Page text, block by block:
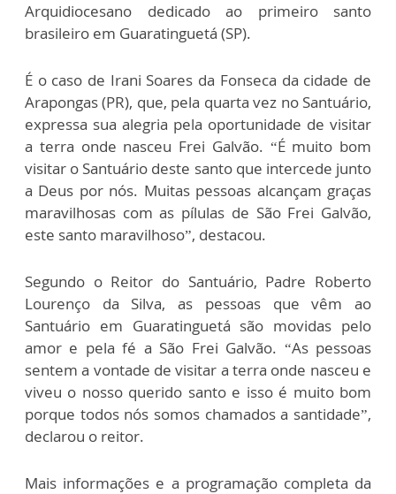
Arquidiocesano dedicado ao primeiro santo
brasileiro em Guaratinguetá (SP).
É o caso de Irani Soares da Fonseca da cidade de
Arapongas (PR), que, pela quarta vez no Santuário,
expressa sua alegria pela oportunidade de visitar
a terra onde nasceu Frei Galvão. “É muito bom
visitar o Santuário deste santo que intercede junto
a Deus por nós. Muitas pessoas alcançam graças
maravilhosas com as pílulas de São Frei Galvão,
este santo maravilhoso”, destacou.
Segundo o Reitor do Santuário, Padre Roberto
Lourenço da Silva, as pessoas que vêm ao
Santuário em Guaratinguetá são movidas pelo
amor e pela fé a São Frei Galvão. “As pessoas
sentem a vontade de visitar a terra onde nasceu e
viveu o nosso querido santo e isso é muito bom
porque todos nós somos chamados a santidade”,
declarou o reitor.
Mais informações e a programação completa da